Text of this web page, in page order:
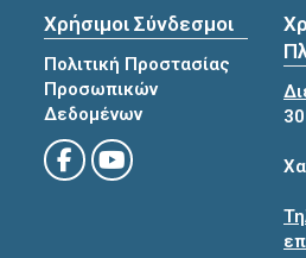
Χρήσιμοι Σύνδεσμοι
Πολιτική Προστασίας
Προσωπικών
Δεδομένων
30